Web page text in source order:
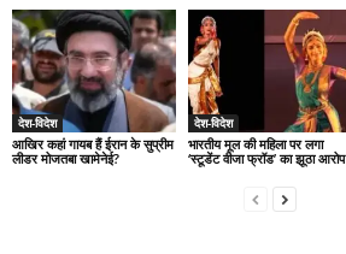
देश-विदेश
आखिर कहां गायब हैं ईरान के सुप्रीम
लीडर मोजतबा खामेनेई?
देश-विदेश
भारतीय मूल की महिला पर लगा
‘स्टूडेंट वीजा फ्रॉड’ का झूठा आरोप